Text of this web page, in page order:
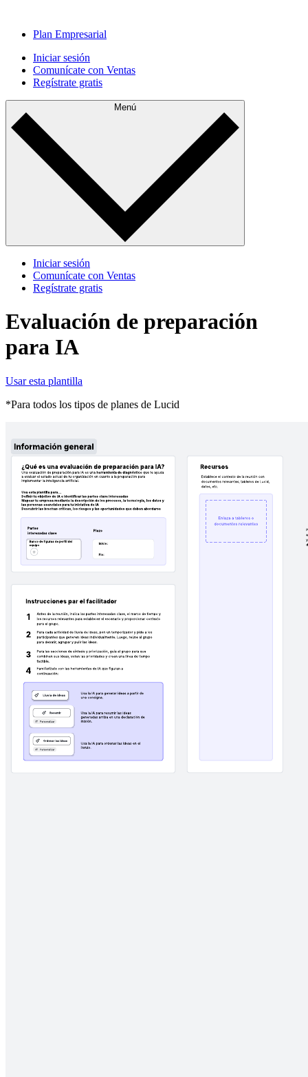
Plan Empresarial
Iniciar sesión
Comunícate con Ventas
Regístrate gratis
Menú
Iniciar sesión
Comunícate con Ventas
Regístrate gratis
Evaluación de preparación
para IA
Usar esta plantilla
*Para todos los tipos de planes de Lucid